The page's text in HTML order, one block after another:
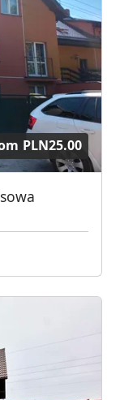
PLN25.00